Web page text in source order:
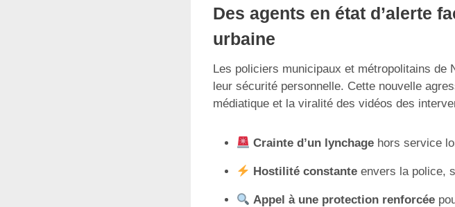
Des agents en état d’alerte
urbaine
Les policiers municipaux et métropolitains de
leur sécurité personnelle. Cette nouvelle
médiatique et la viralité des vidéos des
Crainte d’un lynchage hors service
Hostilité constante envers la police,
Appel à une protection renforcée